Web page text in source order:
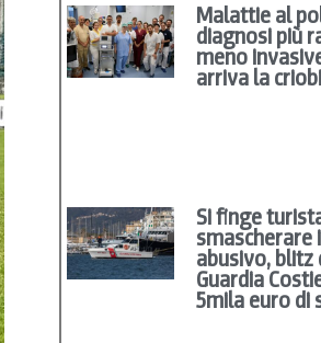
Malattie al
diagnosi più
meno
arriva la
Si finge
abusivo, blitz
Guardia
5mila euro di